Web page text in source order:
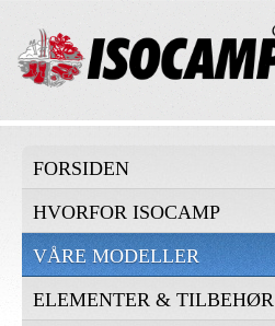
FORSIDEN
HVORFOR ISOCAMP
VÅRE MODELLER
ELEMENTER & TILBEHØR